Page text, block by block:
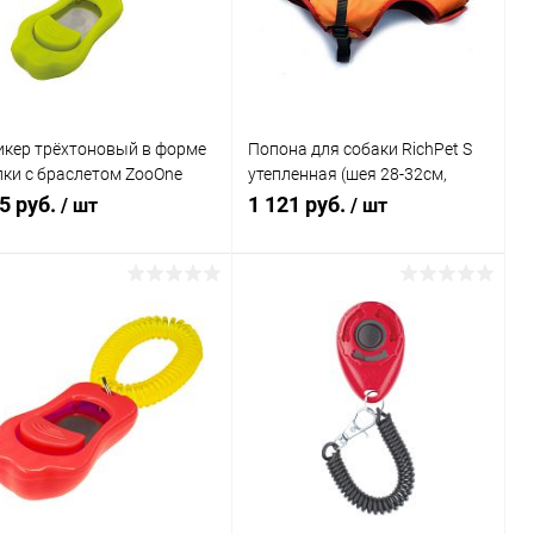
В избранное В избранное В наличии
трёхтоновый в форме
с браслетом ZooOne
руб. / шт
Сравнение
В избранное В наличии
Попона для собаки RichPet S
утепленная (шея 28-32см,
грудь37-41 см, длина спины
1 121 руб. / шт
В корзину
Купить в 1
В избранное